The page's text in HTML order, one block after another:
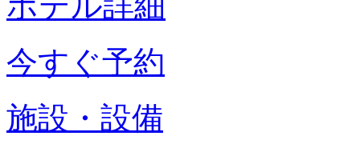
今すぐ予約
施設・設備